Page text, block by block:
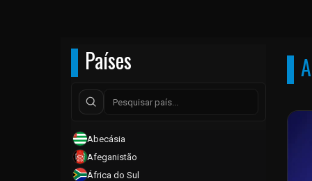
Países
Abecásia
Afeganistão
África do Sul